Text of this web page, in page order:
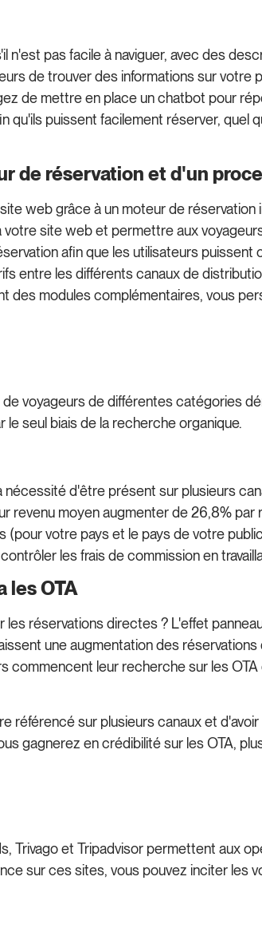
n'est pas facile à naviguer, avec des
de trouver des informations sur
de mettre en place un chatbot pour
qu'ils puissent facilement réserver, quel
de réservation et d'un
web grâce à un moteur de
site web et permettre aux
afin que les utilisateurs
entre les différents canaux de
des modules complémentaires, vous
voyageurs de différentes catégories
seul biais de la recherche organique.
d'être présent sur plusieurs
moyen augmenter de 26,8% par
(pour votre pays et le pays de votre
les frais de commission en
les OTA
réservations directes ? L'effet
une augmentation des
commencent leur recherche sur les
référencé sur plusieurs canaux et
gagnerez en crédibilité sur les OTA,
Trivago et Tripadvisor permettent aux
sur ces sites, vous pouvez inciter les